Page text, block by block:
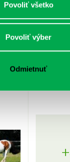
Povoliť všetko
Povoliť výber
Odmietnuťkompletný
japonskou